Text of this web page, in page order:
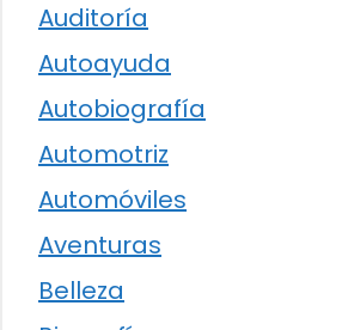
Auditoría
Autoayuda
Autobiografía
Automotriz
Automóviles
Aventuras
Belleza